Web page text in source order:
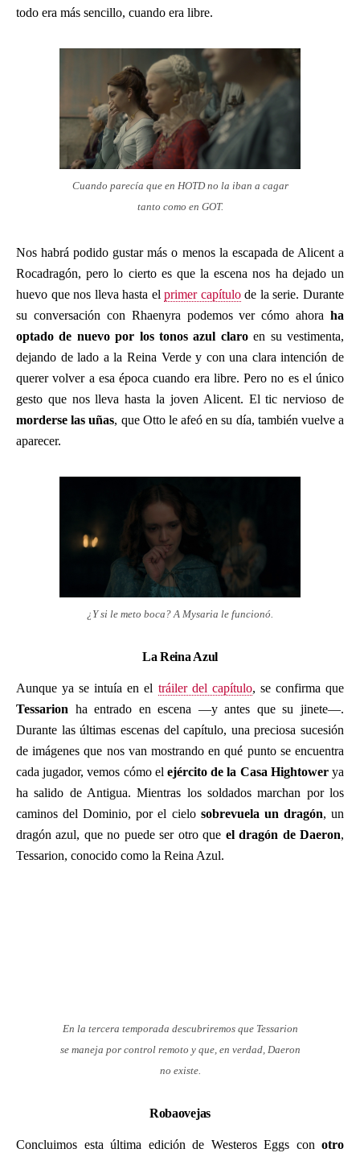
todo era más sencillo, cuando era libre.
Cuando parecía que en HOTD no la iban a cagar
tanto como en GOT.
Nos habrá podido gustar más o menos la escapada de Alicent a
Rocadragón, pero lo cierto es que la escena nos ha dejado un
huevo que nos lleva hasta elprimer capítulode la serie. Durante
su conversación con Rhaenyra podemos ver cómo ahora ha
optado de nuevo por los tonos azul claroen su vestimenta,
dejando de lado a la Reina Verde y con una clara intención de
querer volver a esa época cuando era libre. Pero no es el único
gesto que nos lleva hasta la joven Alicent. El tic nervioso de
morderse las uñas, que Otto le afeó en su día, también vuelve a
aparecer.
¿Y si le meto boca? A Mysaria le funcionó.
La Reina Azul
Aunque ya se intuía en el tráiler del capítulo, se confirma que
Tessarion ha entrado en escena —y antes que su jinete—.
Durante las últimas escenas del capítulo, una preciosa sucesión
de imágenes que nos van mostrando en qué punto se encuentra
cada jugador, vemos cómo el ejército de la Casa Hightowerya
ha salido de Antigua. Mientras los soldados marchan por los
caminos del Dominio, por el cielo sobrevuela un dragón, un
dragón azul, que no puede ser otro que el dragón de Daeron,
Tessarion, conocido como la Reina Azul.
En la tercera temporada descubriremos que Tessarion
se maneja por control remoto y que, en verdad, Daeron
no existe.
Robaovejas
Concluimos esta última edición de Westeros Eggs con otro